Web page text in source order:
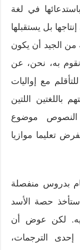
في لغة
بل يستقبلها
من الجيد أن يكون
به، نحن، عن
مع إواليات
باللغتين اللتين
النصوص موضوع
تعليما موازيا
بدروس منفصلة
ستأخذ حصة الأسد
لكن عوض أن
الترجمات،